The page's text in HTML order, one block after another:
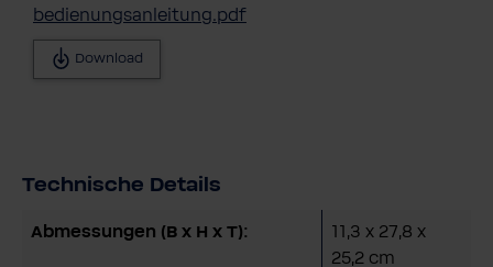
bedienungsanleitung.pdf
Download
Technische Details
Abmessungen (B x H x T):
11,3 x 27,8 x
25,2 cm